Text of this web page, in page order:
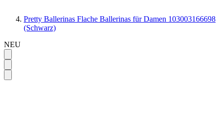
Pretty Ballerinas Flache Ballerinas für Damen 103003166698
(Schwarz)
NEU